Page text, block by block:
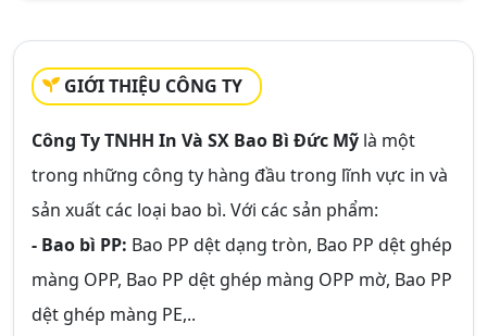
GIỚI THIỆU CÔNG TY
Công Ty TNHH In Và SX Bao Bì Đức Mỹ là một
trong những công ty hàng đầu trong lĩnh vực in và
sản xuất các loại bao bì. Với các sản phẩm:
- Bao bì PP: Bao PP dệt dạng tròn, Bao PP dệt ghép
màng OPP, Bao PP dệt ghép màng OPP mờ, Bao PP
dệt ghép màng PE,..